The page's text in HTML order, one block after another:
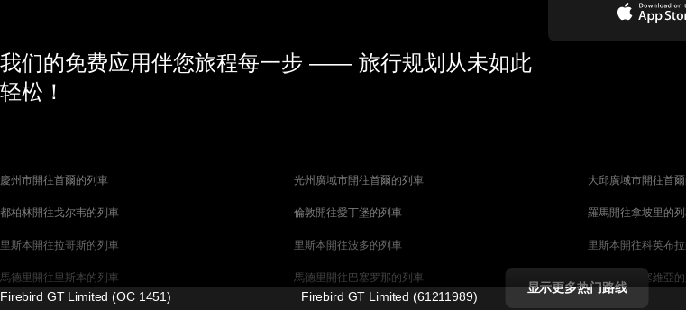
我们的免费应用伴您旅程每一步 —— 旅行规划从未如此
轻松！
慶州市開往首爾的列車 光州廣域市開往首爾的列車 大邱廣域市開往首
都柏林開往戈尔韦的列車 倫敦開往愛丁堡的列車 羅馬開往拿坡里的
里斯本開往拉哥斯的列車 里斯本開往波多的列車 里斯本開往科英布
馬德里開往里斯本的列車 馬德里開往巴塞罗那的列車 馬德里開往塞維亞
显示更多热门路线
Firebird GT Limited (OC 1451) Firebird GT Limited (61211989)